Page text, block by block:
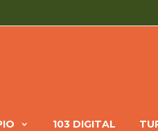
103 DIGITAL